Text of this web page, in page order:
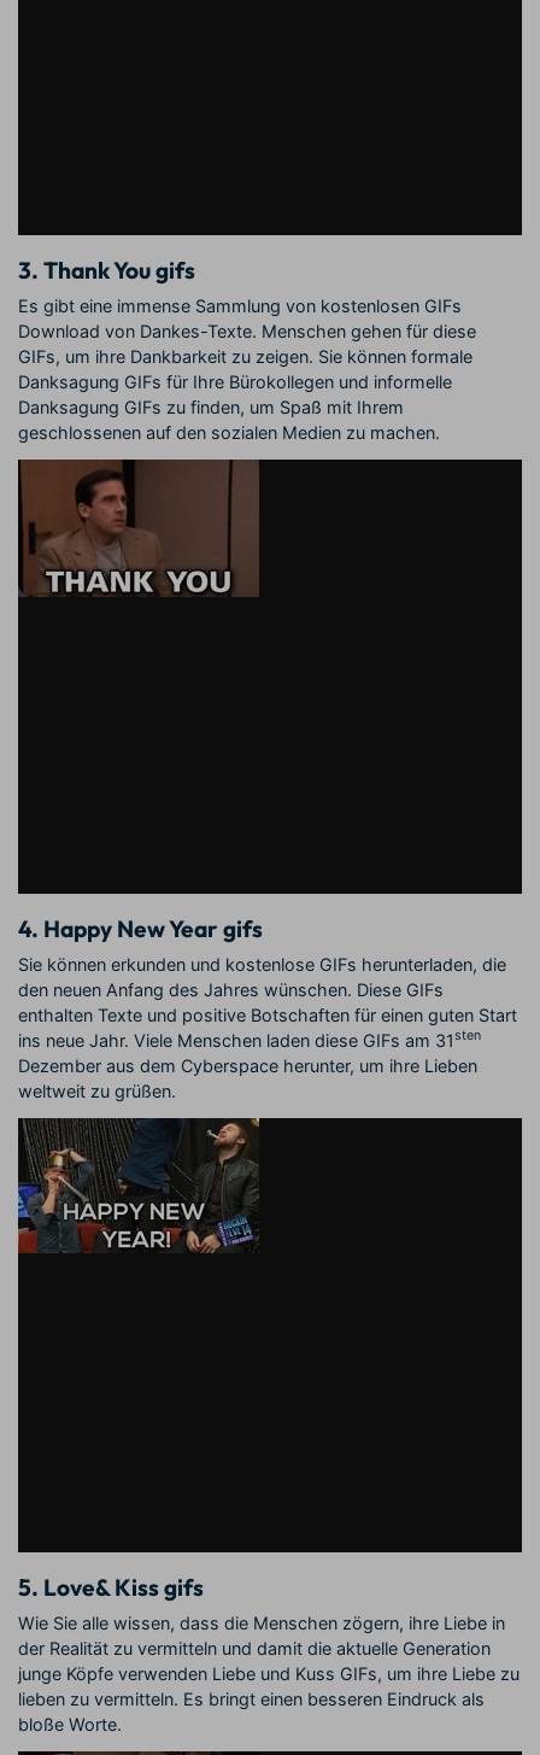
3. Thank You gifs
Es gibt eine immense Sammlung von kostenlosen GIFs
Download von Dankes-Texte. Menschen gehen für diese
GIFs, um ihre Dankbarkeit zu zeigen. Sie können formale
Danksagung GIFs für Ihre Bürokollegen und informelle
Danksagung GIFs zu finden, um Spaß mit Ihrem
geschlossenen auf den sozialen Medien zu machen.
4. Happy New Year gifs
Sie können erkunden und kostenlose GIFs herunterladen, die
den neuen Anfang des Jahres wünschen. Diese GIFs
enthalten Texte und positive Botschaften für einen guten Start
ins neue Jahr. Viele Menschen laden diese GIFs am 31sten
Dezember aus dem Cyberspace herunter, um ihre Lieben
weltweit zu grüßen.
5. Love& Kiss gifs
Wie Sie alle wissen, dass die Menschen zögern, ihre Liebe in
der Realität zu vermitteln und damit die aktuelle Generation
junge Köpfe verwenden Liebe und Kuss GIFs, um ihre Liebe zu
lieben zu vermitteln. Es bringt einen besseren Eindruck als
bloße Worte.